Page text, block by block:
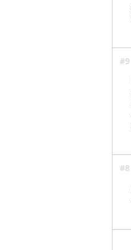
#9
#8